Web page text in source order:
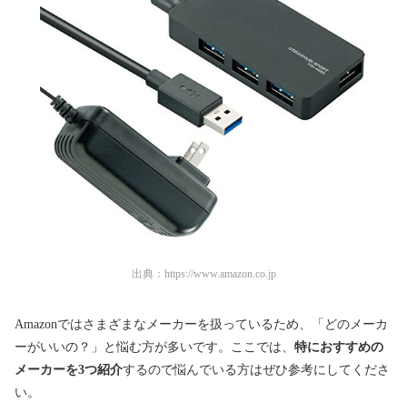
出典： https://www.amazon.co.jp
Amazonではさまざまなメーカーを扱っているため、「どのメーカ
ーがいいの？」と悩む方が多いです。ここでは、 特におすすめの
メーカーを3つ紹介するので悩んでいる方はぜひ参考にしてくださ
い。